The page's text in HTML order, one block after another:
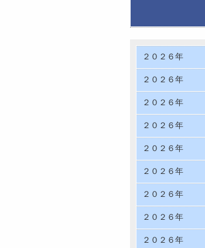
２０２６年
２０２６年
２０２６年
２０２６年
２０２６年
２０２６年
２０２６年
２０２６年
２０２６年